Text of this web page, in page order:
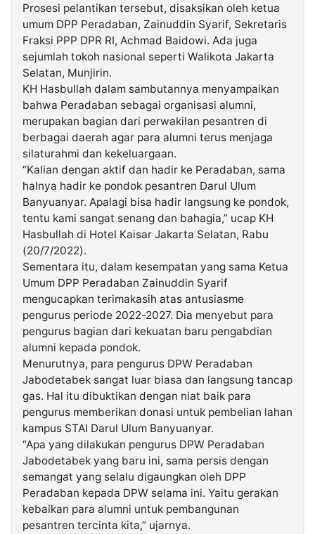
Prosesi pelantikan tersebut, disaksikan oleh ketua
umum DPP Peradaban, Zainuddin Syarif, Sekretaris
Fraksi PPP DPR RI, Achmad Baidowi. Ada juga
sejumlah tokoh nasional seperti Walikota Jakarta
Selatan, Munjirin.
KH Hasbullah dalam sambutannya menyampaikan
bahwa Peradaban sebagai organisasi alumni,
merupakan bagian dari perwakilan pesantren di
berbagai daerah agar para alumni terus menjaga
silaturahmi dan kekeluargaan.
“Kalian dengan aktif dan hadir ke Peradaban, sama
halnya hadir ke pondok pesantren Darul Ulum
Banyuanyar. Apalagi bisa hadir langsung ke pondok,
tentu kami sangat senang dan bahagia,” ucap KH
Hasbullah di Hotel Kaisar Jakarta Selatan, Rabu
(20/7/2022).
Sementara itu, dalam kesempatan yang sama Ketua
Umum DPP Peradaban Zainuddin Syarif
mengucapkan terimakasih atas antusiasme
pengurus periode 2022-2027. Dia menyebut para
pengurus bagian dari kekuatan baru pengabdian
alumni kepada pondok.
Menurutnya, para pengurus DPW Peradaban
Jabodetabek sangat luar biasa dan langsung tancap
gas. Hal itu dibuktikan dengan niat baik para
pengurus memberikan donasi untuk pembelian lahan
kampus STAI Darul Ulum Banyuanyar.
“Apa yang dilakukan pengurus DPW Peradaban
Jabodetabek yang baru ini, sama persis dengan
semangat yang selalu digaungkan oleh DPP
Peradaban kepada DPW selama ini. Yaitu gerakan
kebaikan para alumni untuk pembangunan
pesantren tercinta kita,” ujarnya.